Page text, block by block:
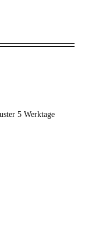
5 Werktage